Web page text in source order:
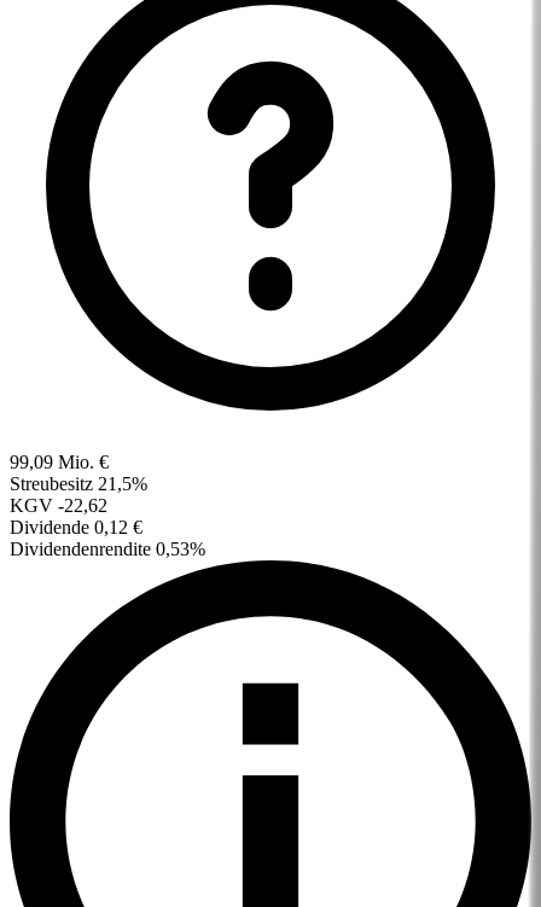
99,09 Mio. €
Streubesitz 21,5%
KGV -22,62
Dividende 0,12 €
Dividendenrendite 0,53%